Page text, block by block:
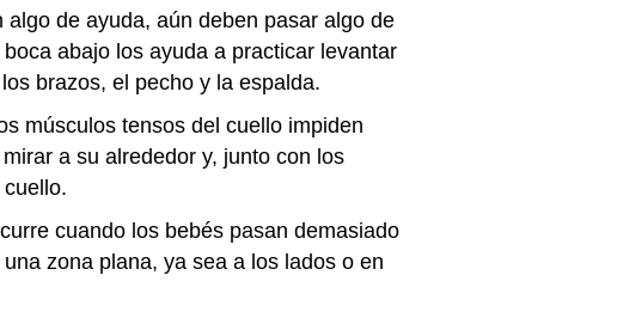
de ayuda, aún deben pasar algo de
abajo los ayuda a practicar levantar
brazos, el pecho y la espalda.
músculos tensos del cuello impiden
a su alrededor y, junto con los
cuando los bebés pasan demasiado
zona plana, ya sea a los lados o en